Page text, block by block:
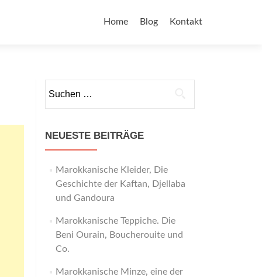
Home Blog Kontakt
NEUESTE BEITRÄGE
Marokkanische Kleider, Die
Geschichte der Kaftan, Djellaba
und Gandoura
Marokkanische Teppiche. Die
Beni Ourain, Boucherouite und
Co.
Marokkanische Minze, eine der